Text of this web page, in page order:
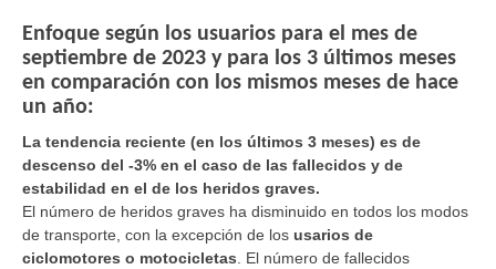
Enfoque según los usuarios para el mes de
septiembre de 2023 y para los 3 últimos meses
en comparación con los mismos meses de hace
un año:
La tendencia reciente (en los últimos 3 meses) es de
descenso del -3% en el caso de las fallecidos y de
estabilidad en el de los heridos graves.
El número de heridos graves ha disminuido en todos los modos
de transporte, con la excepción de los usarios de
ciclomotores o motocicletas. El número de fallecidos